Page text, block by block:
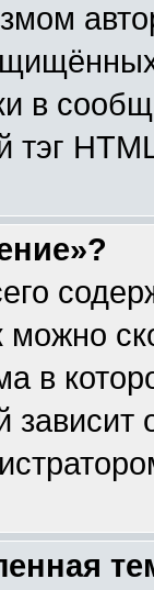
в
тэг
в
зависит